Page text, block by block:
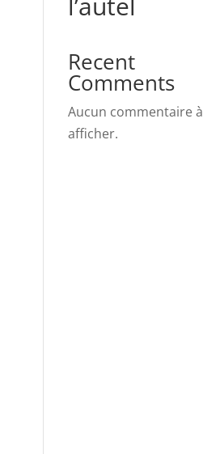
Recent
Comments
Aucun commentaire à
afficher.